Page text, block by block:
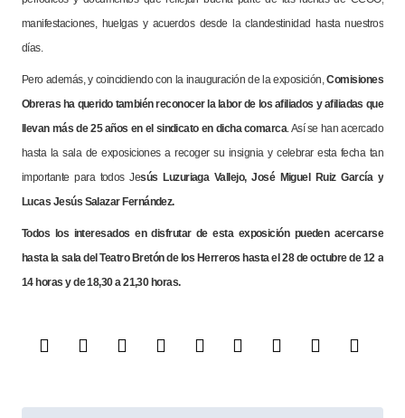
manifestaciones, huelgas y acuerdos desde la clandestinidad hasta nuestros
días.
Pero además, y coincidiendo con la inauguración de la exposición,Comisiones
Obreras ha querido también reconocer la labor de los afiliados y afiliadas que
llevan más de 25 años en el sindicato en dicha comarca. Así se han acercado
hasta la sala de exposiciones a recoger su insignia y celebrar esta fecha tan
importante para todos Jesús Luzuriaga Vallejo, José Miguel Ruiz García y
Lucas Jesús Salazar Fernández.
Todos los interesados en disfrutar de esta exposición pueden acercarse
hasta la sala del Teatro Bretón de los Herreros hasta el 28 de octubre de 12 a
14 horas y de 18,30 a 21,30 horas.